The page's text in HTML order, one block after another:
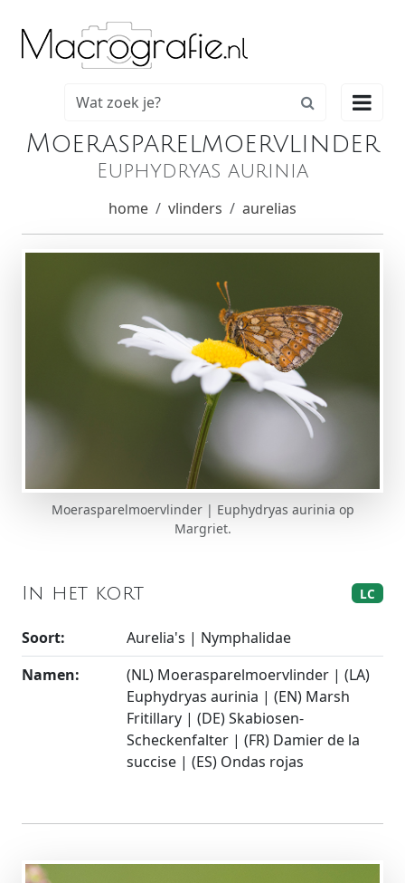

Moerasparelmoervlinder
Euphydryas aurinia
home vlinders aurelias
Moerasparelmoervlinder | Euphydryas aurinia op
Margriet.
In het kort LC
Soort:
Aurelia's | Nymphalidae
Namen:
(NL) Moerasparelmoervlinder | (LA)
Euphydryas aurinia | (EN) Marsh
Fritillary | (DE) Skabiosen-
Scheckenfalter | (FR) Damier de la
succise | (ES) Ondas rojas